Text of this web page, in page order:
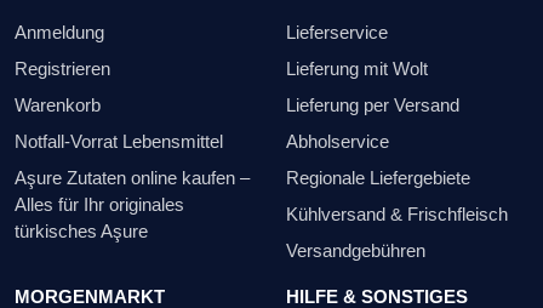
Anmeldung
Registrieren
Warenkorb
Notfall-Vorrat Lebensmittel
Aşure Zutaten online kaufen –
Alles für Ihr originales
türkisches Aşure
Lieferservice
Lieferung mit Wolt
Lieferung per Versand
Abholservice
Regionale Liefergebiete
Kühlversand & Frischfleisch
Versandgebühren
MORGENMARKT HILFE & SONSTIGES